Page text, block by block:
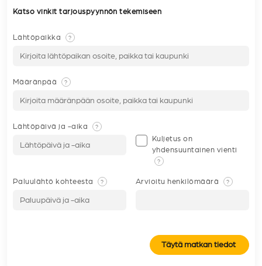
Katso vinkit tarjouspyynnön tekemiseen
Lähtöpaikka ?
Määränpää ?
Lähtöpäivä ja -aika ?
Kuljetus on
yhdensuuntainen vienti
?
Paluulähtö kohteesta ? Arvioitu henkilömäärä ?
Täytä matkan tiedot